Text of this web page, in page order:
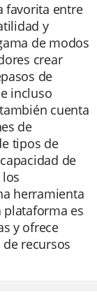
favorita entre
y
de modos
crear
de
incluso
cuenta
de
tipos de
de
herramienta
plataforma es
y ofrece
recursos